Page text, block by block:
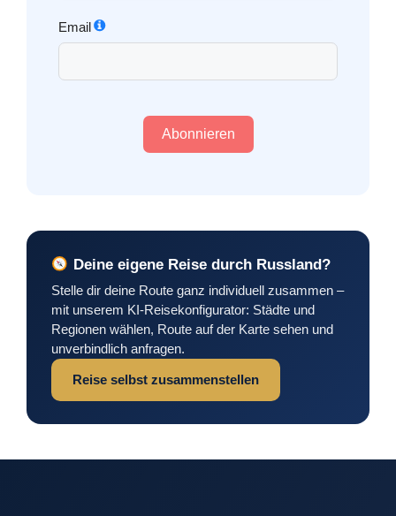
Email
Abonnieren
Deine eigene Reise durch Russland?
Stelle dir deine Route ganz individuell zusammen –
mit unserem KI-Reisekonfigurator: Städte und
Regionen wählen, Route auf der Karte sehen und
unverbindlich anfragen.
Reise selbst zusammenstellen